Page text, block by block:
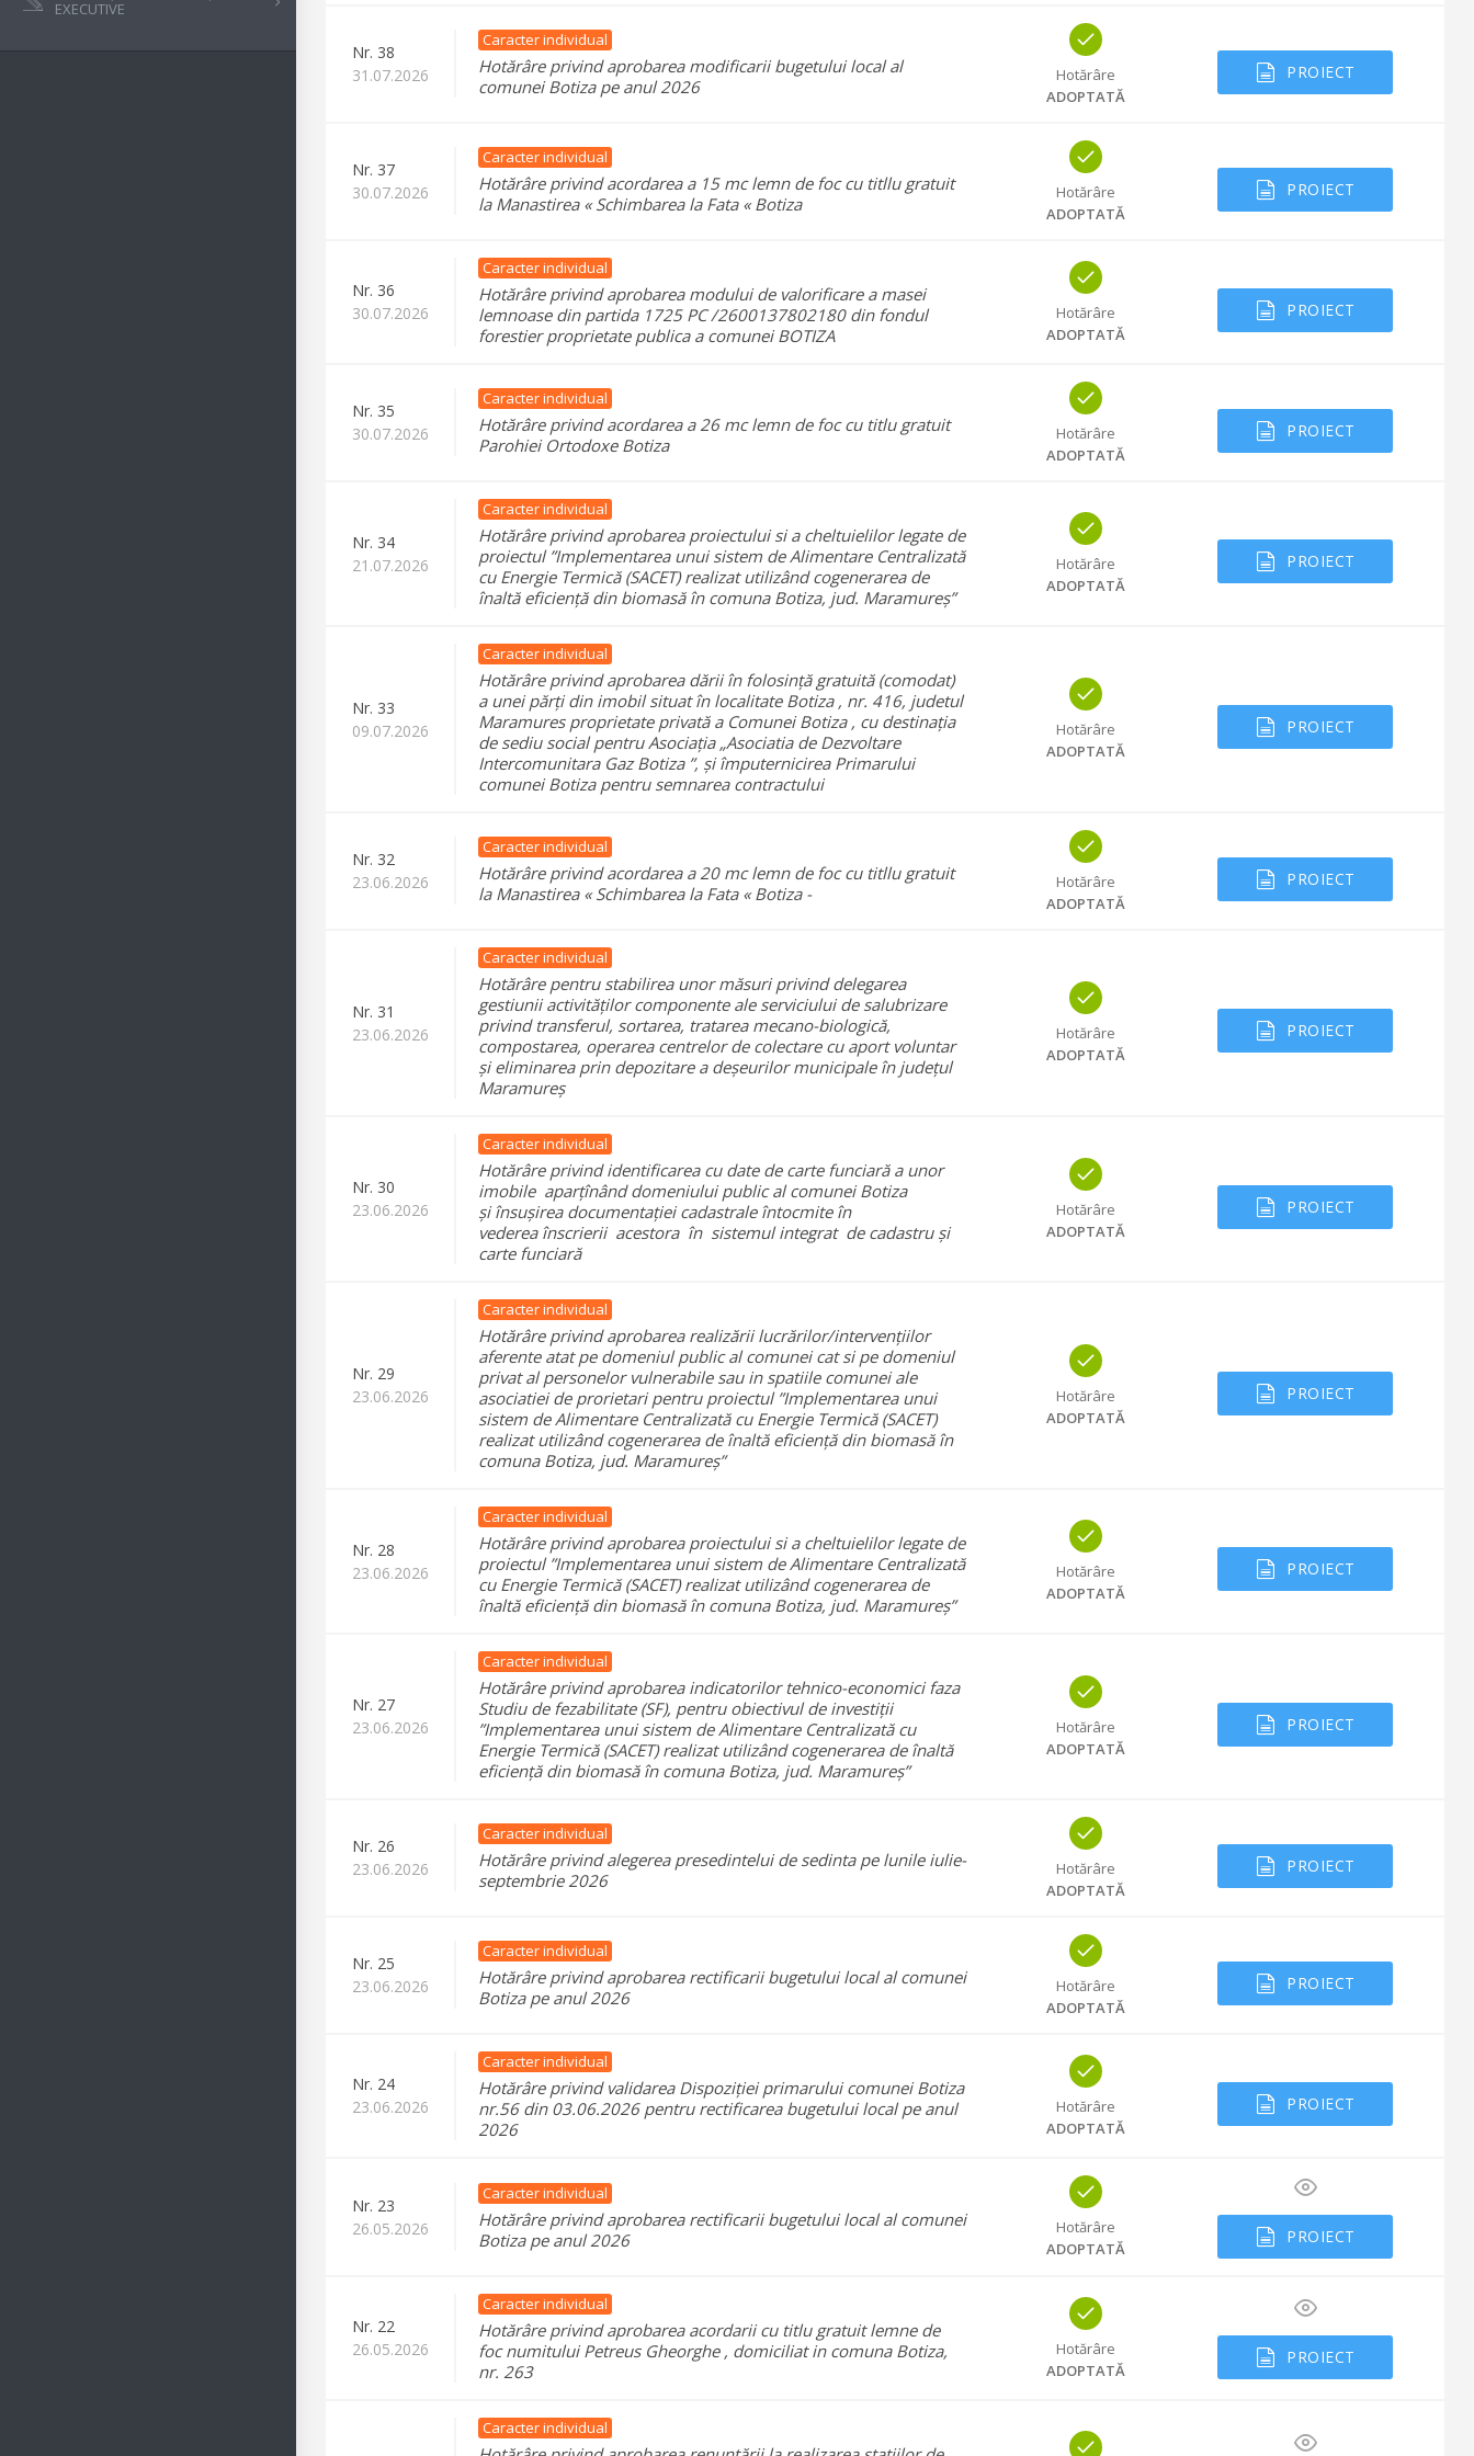
EXECUTIVE
Nr. 38
31.07.2026
Caracter individual
Hotărâre privind aprobarea modificarii bugetului local al
comunei Botiza pe anul 2026
Hotărâre
ADOPTATĂ
PROIECT
Nr. 37
30.07.2026
Caracter individual
Hotărâre privind acordarea a 15 mc lemn de foc cu titllu gratuit
la Manastirea « Schimbarea la Fata « Botiza
Hotărâre
ADOPTATĂ
PROIECT
Nr. 36
30.07.2026
Caracter individual
Hotărâre privind aprobarea modului de valorificare a masei
lemnoase din partida 1725 PC /2600137802180 din fondul
forestier proprietate publica a comunei BOTIZA
Hotărâre
ADOPTATĂ
PROIECT
Nr. 35
30.07.2026
Caracter individual
Hotărâre privind acordarea a 26 mc lemn de foc cu titlu gratuit
Parohiei Ortodoxe Botiza
Hotărâre
ADOPTATĂ
PROIECT
Nr. 34
21.07.2026
Caracter individual
Hotărâre privind aprobarea proiectului si a cheltuielilor legate de
proiectul ”Implementarea unui sistem de Alimentare Centralizată
cu Energie Termică (SACET) realizat utilizând cogenerarea de
înaltă eficiență din biomasă în comuna Botiza, jud. Maramureș”
Hotărâre
ADOPTATĂ
PROIECT
Nr. 33
09.07.2026
Caracter individual
Hotărâre privind aprobarea dării în folosință gratuită (comodat)
a unei părți din imobil situat în localitate Botiza , nr. 416, judetul
Maramures proprietate privată a Comunei Botiza , cu destinația
de sediu social pentru Asociația „Asociatia de Dezvoltare
Intercomunitara Gaz Botiza ”, și împuternicirea Primarului
comunei Botiza pentru semnarea contractului
Hotărâre
ADOPTATĂ
PROIECT
Nr. 32
23.06.2026
Caracter individual
Hotărâre privind acordarea a 20 mc lemn de foc cu titllu gratuit
la Manastirea « Schimbarea la Fata « Botiza -
Hotărâre
ADOPTATĂ
PROIECT
Nr. 31
23.06.2026
Caracter individual
Hotărâre pentru stabilirea unor măsuri privind delegarea
gestiunii activităților componente ale serviciului de salubrizare
privind transferul, sortarea, tratarea mecano-biologică,
compostarea, operarea centrelor de colectare cu aport voluntar
și eliminarea prin depozitare a deșeurilor municipale în județul
Maramureș
Hotărâre
ADOPTATĂ
PROIECT
Nr. 30
23.06.2026
Caracter individual
Hotărâre privind identificarea cu date de carte funciară a unor
imobile aparțînând domeniului public al comunei Botiza
și însușirea documentației cadastrale întocmite în
vederea înscrierii acestora în sistemul integrat de cadastru și
carte funciară
Hotărâre
ADOPTATĂ
PROIECT
Nr. 29
23.06.2026
Caracter individual
Hotărâre privind aprobarea realizării lucrărilor/intervențiilor
aferente atat pe domeniul public al comunei cat si pe domeniul
privat al personelor vulnerabile sau in spatiile comunei ale
asociatiei de prorietari pentru proiectul ”Implementarea unui
sistem de Alimentare Centralizată cu Energie Termică (SACET)
realizat utilizând cogenerarea de înaltă eficiență din biomasă în
comuna Botiza, jud. Maramureș”
Hotărâre
ADOPTATĂ
PROIECT
Nr. 28
23.06.2026
Caracter individual
Hotărâre privind aprobarea proiectului si a cheltuielilor legate de
proiectul ”Implementarea unui sistem de Alimentare Centralizată
cu Energie Termică (SACET) realizat utilizând cogenerarea de
înaltă eficiență din biomasă în comuna Botiza, jud. Maramureș”
Hotărâre
ADOPTATĂ
PROIECT
Nr. 27
23.06.2026
Caracter individual
Hotărâre privind aprobarea indicatorilor tehnico-economici faza
Studiu de fezabilitate (SF), pentru obiectivul de investiții
”Implementarea unui sistem de Alimentare Centralizată cu
Energie Termică (SACET) realizat utilizând cogenerarea de înaltă
eficiență din biomasă în comuna Botiza, jud. Maramureș”
Hotărâre
ADOPTATĂ
PROIECT
Nr. 26
23.06.2026
Caracter individual
Hotărâre privind alegerea presedintelui de sedinta pe lunile iulie-
septembrie 2026
Hotărâre
ADOPTATĂ
PROIECT
Nr. 25
23.06.2026
Caracter individual
Hotărâre privind aprobarea rectificarii bugetului local al comunei
Botiza pe anul 2026
Hotărâre
ADOPTATĂ
PROIECT
Nr. 24
23.06.2026
Caracter individual
Hotărâre privind validarea Dispoziției primarului comunei Botiza
nr.56 din 03.06.2026 pentru rectificarea bugetului local pe anul
2026
Hotărâre
ADOPTATĂ
PROIECT
Nr. 23
26.05.2026
Caracter individual
Hotărâre privind aprobarea rectificarii bugetului local al comunei
Botiza pe anul 2026
Hotărâre
ADOPTATĂ
PROIECT
Nr. 22
26.05.2026
Caracter individual
Hotărâre privind aprobarea acordarii cu titlu gratuit lemne de
foc numitului Petreus Gheorghe , domiciliat in comuna Botiza,
nr. 263
Hotărâre
ADOPTATĂ
PROIECT
Caracter individual